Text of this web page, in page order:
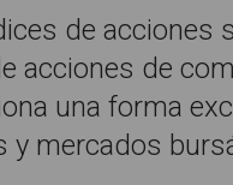
de acciones
acciones de
una forma
mercados